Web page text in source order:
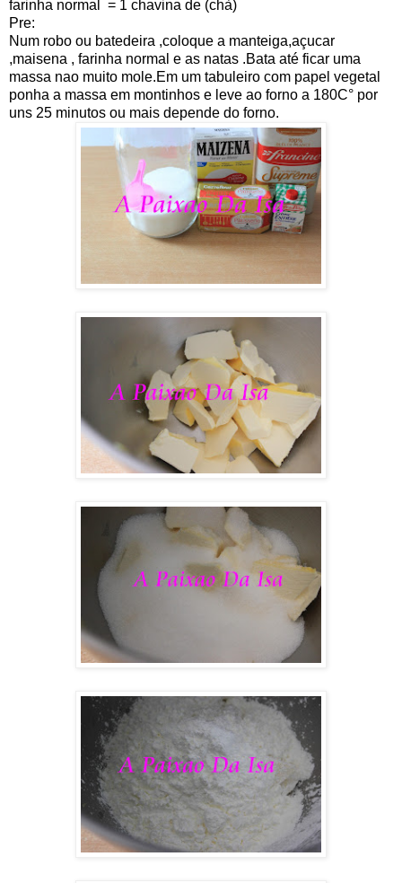
farinha normal = 1 chavina de (chà)
Pre:
Num robo ou batedeira ,coloque a manteiga,açucar
,maisena , farinha normal e as natas .Bata até ficar uma
massa nao muito mole.Em um tabuleiro com papel vegetal
ponha a massa em montinhos e leve ao forno a 180C° por
uns 25 minutos ou mais depende do forno.